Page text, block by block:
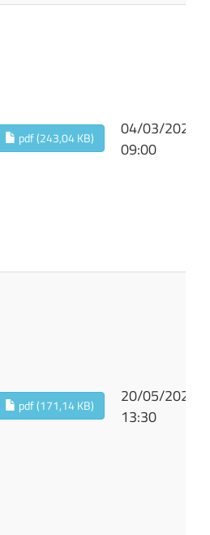
pdf (243,04 KB)
04/03/2026
09:00
pdf (171,14 KB)
20/05/2026
13:30